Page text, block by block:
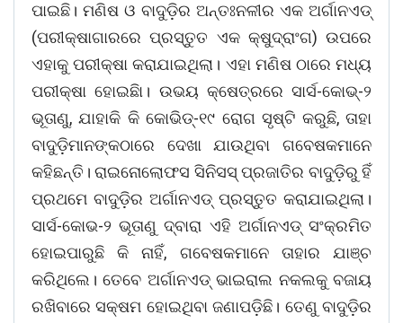
ପାଇଛି। ମଣିଷ ଓ ବାଦୁଡ଼ିର ଅନ୍ତଃନଳୀର ଏକ ଅର୍ଗାନଏଡ୍
(ପରୀକ୍ଷାଗାରରେ ପ୍ରସ୍ତୁତ ଏକ କ୍ଷୁଦ୍ରାଂଗ) ଉପରେ
ଏହାକୁ ପରୀକ୍ଷା କରାଯାଇଥିଲା। ଏହା ମଣିଷ ଠାରେ ମଧ୍ୟ
ପରୀକ୍ଷା ହୋଇଛିା। ଉଭୟ କ୍ଷେତ୍ରରେ ସାର୍ସ-କୋଭ୍‌-୨
ଭୂତାଣୁ, ଯାହାକି କି କୋଭିଡ୍‌-୧୯ ରୋଗ ସୃଷ୍ଟି କରୁଛି, ତାହା
ବାଦୁଡ଼ିମାନଙ୍କଠାରେ ଦେଖା ଯାଉଥିବା ଗବେଷକମାନେ
କହିଛନ୍ତି। ରାଇନୋଲୋଫସ ସିନିସସ୍ ପ୍ରଜାତିର ବାଦୁଡ଼ିରୁ ହିଁ
ପ୍ରଥମେ ବାଦୁଡ଼ିର ଅର୍ଗାନଏଡ୍‌ ପ୍ରସ୍ତୁତ କରାଯାଇଥିଲା।
ସାର୍ସ-କୋଭ-୨ ଭୂତାଣୁ ଦ୍ବାରା ଏହି ଅର୍ଗାନଏଡ୍‌ ସଂକ୍ରମିତ
ହୋଇପାରୁଛି କି ନାହିଁ, ଗବେଷକମାନେ ତାହାର ଯାଞ୍ଚ
କରିଥିଲେ। ତେବେ ଅର୍ଗାନଏଡ୍‌ ଭାଇରାଲ ନକଲକୁ ବଜାୟ
ରଖିବାରେ ସକ୍ଷମ ହୋଇଥିବା ଜଣାପଡ଼ିଛି। ତେଣୁ ବାଦୁଡ଼ିର